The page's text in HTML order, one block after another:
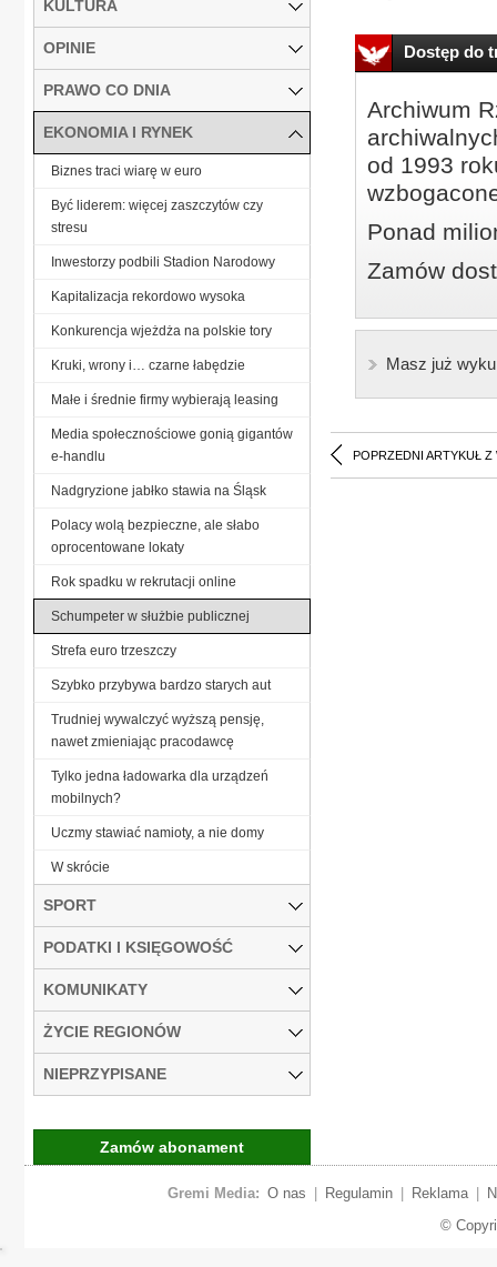
Dostęp do
Archiwum
od 1993
Ponad
Zamów
Masz już
POPRZEDNI ARTYKUŁ Z
KULTURA
OPINIE
PRAWO CO DNIA
EKONOMIA I RYNEK
Biznes traci wiarę w euro
Być liderem: więcej zaszczytów czy
stresu
Inwestorzy podbili Stadion Narodowy
Kapitalizacja rekordowo wysoka
Konkurencja wjeżdża na polskie tory
Kruki, wrony i… czarne łabędzie
Małe i średnie firmy wybierają leasing
Media społecznościowe gonią gigantów
e-handlu
Nadgryzione jabłko stawia na Śląsk
Polacy wolą bezpieczne, ale słabo
oprocentowane lokaty
Rok spadku w rekrutacji online
Schumpeter w służbie publicznej
Strefa euro trzeszczy
Szybko przybywa bardzo starych aut
Trudniej wywalczyć wyższą pensję,
nawet zmieniając pracodawcę
Tylko jedna ładowarka dla urządzeń
mobilnych?
Uczmy stawiać namioty, a nie domy
W skrócie
SPORT
PODATKI I KSIĘGOWOŚĆ
KOMUNIKATY
ŻYCIE REGIONÓW
NIEPRZYPISANE
Zamów abonament
Gremi Media: O nas Regulamin Reklama
©